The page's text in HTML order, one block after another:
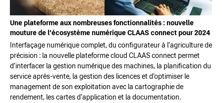
Une plateforme aux nombreuses fonctionnalités : nouvelle
mouture de l’écosystème numérique CLAAS connect pour 2024
Interfaçage numérique complet, du configurateur à l’agriculture de
précision : la nouvelle plateforme cloud CLAAS connect permet
d’interfacer la gestion numérique des machines, la planification du
service après-vente, la gestion des licences et d’optimiser le
management de son exploitation avec la cartographie de
rendement, les cartes d’application et la documentation.